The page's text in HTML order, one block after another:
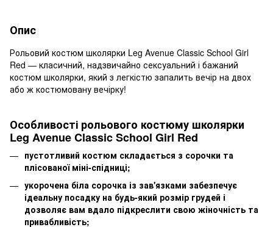
Опис
Рольовий костюм школярки Leg Avenue Classic School Girl
Red — класичний, надзвичайно сексуальний і бажаний
костюм школярки, який з легкістю запалить вечір на двох
або ж костюмовану вечірку!
Особливості рольового костюму школярки
Leg Avenue Classic School Girl Red
пустотливий костюм складається з сорочки та
плісованої міні-спідниці;
укорочена біла сорочка із зав'язками забезпечує
ідеальну посадку на будь-який розмір грудей і
дозволяє вам вдало підкреслити свою жіночність та
привабливість;